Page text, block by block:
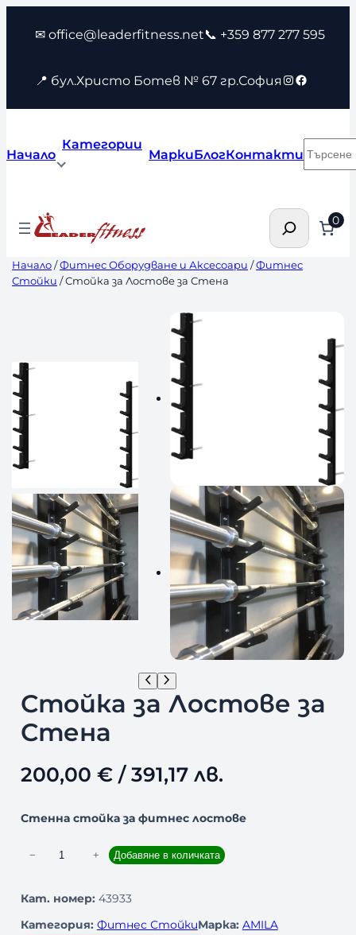
съдържанието
✉ office@leaderfitness.net📞 +359 877 277 595
📍 бул.Христо Ботев № 67 гр.София Instagram
Facebook
Начало
Категории
МаркиБлогКонтакти
Търсене 0
Начало/Фитнес Оборудване и Аксесоари /Фитнес
Стойки / Стойка за Лостове за Стена
Стойка за Лостове за
Стена
200,00 €/ 391,17 лв.
Стенна стойка за фитнес лостове
л
ч
− + Добавяне в количката
Кат. номер: 43933
Категория: Фитнес СтойкиМарка: AMILA